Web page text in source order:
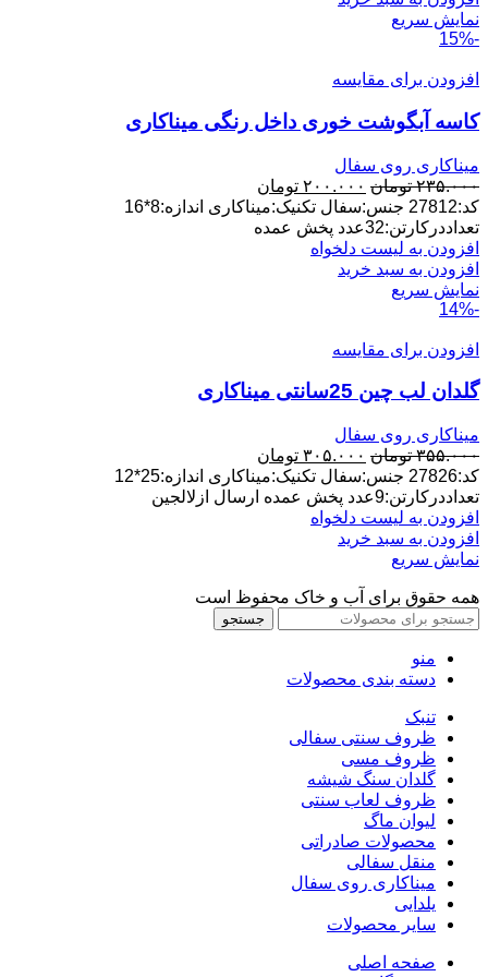
نمایش سریع
-15%
افزودن برای مقایسه
کاسه آبگوشت خوری داخل رنگی میناکاری
میناکاری روی سفال
۲۳۵.۰۰۰ تومان قیمت
اصلی:
۲۳۵.۰۰۰ تومان
بود.
۲۰۰.۰۰۰ تومان
فعلی:
۲۰۰.۰۰۰ تومان.
کد:27812 جنس:سفال تکنیک:میناکاری اندازه:8*16
تعداددرکارتن:32عدد پخش عمده
افزودن به لیست دلخواه
افزودن به سبد خرید
نمایش سریع
-14%
افزودن برای مقایسه
گلدان لب چین 25سانتی میناکاری
میناکاری روی سفال
۳۵۵.۰۰۰ تومان قیمت
اصلی:
۳۵۵.۰۰۰ تومان
بود.
۳۰۵.۰۰۰ تومان
فعلی:
۳۰۵.۰۰۰ تومان.
کد:27826 جنس:سفال تکنیک:میناکاری اندازه:25*12
تعداددرکارتن:9عدد پخش عمده ارسال ازلالجین
افزودن به لیست دلخواه
افزودن به سبد خرید
نمایش سریع
همه حقوق برای آب و خاک محفوظ است
جستجو
منو
دسته بندی محصولات
تنبک
ظروف سنتی سفالی
ظروف مسی
گلدان سنگ شیشه
ظروف لعاب سنتی
لیوان ماگ
محصولات صادراتی
منقل سفالی
میناکاری روی سفال
یلدایی
سایر محصولات
صفحه اصلی